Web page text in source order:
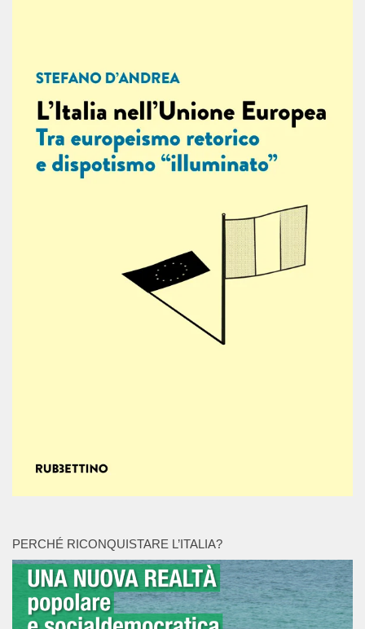
PERCHÉ RICONQUISTARE L’ITALIA?